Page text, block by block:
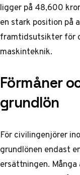
ligger på 48,600
en stark position på
framtidsutsikter för
maskinteknik.
Förmåner
grundlön
För civilingenjörer
grundlönen endast
ersättningen.